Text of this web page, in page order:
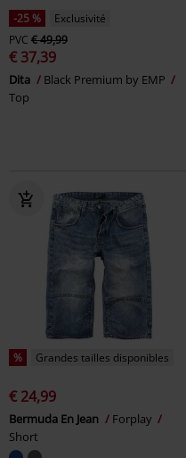
-25 %
Exclusivité
PVC € 49,99
€ 37,39
Dita
Black Premium by EMP
Top
% Grandes tailles disponibles
€ 24,99
Bermuda En Jean
Forplay
Short